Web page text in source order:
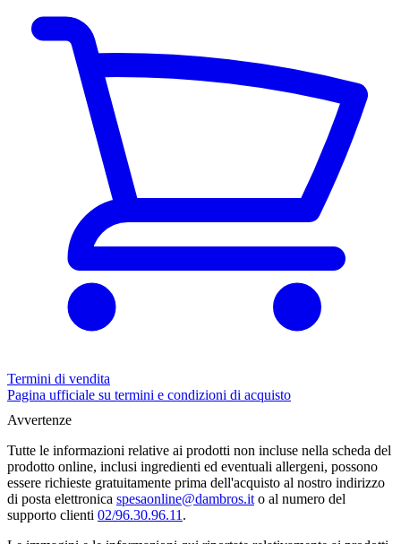
Termini di vendita
Pagina ufficiale su termini e condizioni di acquisto
Avvertenze
Tutte le informazioni relative ai prodotti non incluse nella scheda del
prodotto online, inclusi ingredienti ed eventuali allergeni, possono
essere richieste gratuitamente prima dell'acquisto al nostro indirizzo
di posta elettronica spesaonline@dambros.it o al numero del
supporto clienti 02/96.30.96.11 .